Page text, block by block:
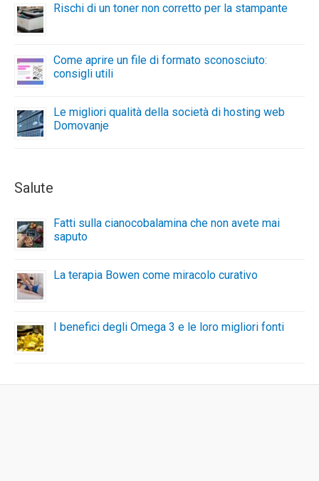
Rischi di un toner non corretto per la stampante
Come aprire un file di formato sconosciuto:
consigli utili
Le migliori qualità della società di hosting web
Domovanje
Salute
Fatti sulla cianocobalamina che non avete mai
saputo
La terapia Bowen come miracolo curativo
I benefici degli Omega 3 e le loro migliori fonti